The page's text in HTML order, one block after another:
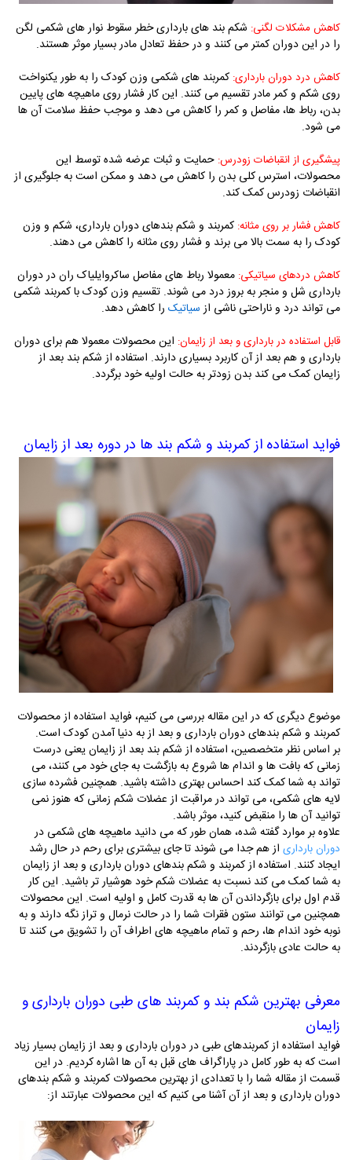
کاهش مشکلات لگنی: شکم بند های بارداری خطر سقوط نوار های شکمی لگن
را در این دوران کمتر می کنند و در حفظ تعادل مادر بسیار موثر هستند.
کاهش درد دوران بارداری: کمربند های شکمی وزن کودک را به طور یکنواخت
روی شکم و کمر مادر تقسیم می کنند. این کار فشار روی ماهیچه های پایین
بدن، رباط ها، مفاصل و کمر را کاهش می دهد و موجب حفظ سلامت آن ها
می شود.
پیشگیری از انقباضات زودرس: حمایت و ثبات عرضه شده توسط این
محصولات، استرس کلی بدن را کاهش می دهد و ممکن است به جلوگیری از
انقباضات زودرس کمک کند.
کاهش فشار بر روی مثانه: کمربند و شکم بندهای دوران بارداری، شکم و وزن
کودک را به سمت بالا می برند و فشار روی مثانه را کاهش می دهند.
کاهش دردهای سیاتیکی: معمولا رباط های مفاصل ساکروایلیاک ران در دوران
بارداری شل و منجر به بروز درد می شوند. تقسیم وزن کودک با کمربند شکمی
می تواند درد و ناراحتی ناشی ازسیاتیک را کاهش دهد.
قابل استفاده در بارداری و بعد از زایمان: این محصولات معمولا هم برای دوران
بارداری و هم بعد از آن کاربرد بسیاری دارند. استفاده از شکم بند بعد از
زایمان کمک می کند بدن زودتر به حالت اولیه خود برگردد.
فواید استفاده از کمربند و شکم بند ها در دوره بعد از زایمان
موضوع دیگری که در این مقاله بررسی می کنیم، فواید استفاده از محصولات
کمربند و شکم بندهای دوران بارداری و بعد از به دنیا آمدن کودک است.
بر اساس نظر متخصصین، استفاده از شکم بند بعد از زایمان یعنی درست
زمانی که بافت ها و اندام ها شروع به بازگشت به جای خود می کنند، می
تواند به شما کمک کند احساس بهتری داشته باشید. همچنین فشرده ‌سازی
لایه ‌های شکمی، می ‌تواند در مراقبت از عضلات شکم زمانی که هنوز نمی
توانید آن ها را منقبض کنید، موثر باشد.
علاوه بر موارد گفته شده، همان طور که می دانید ماهیچه های شکمی در
دوران بارداری از هم جدا می شوند تا جای بیشتری برای رحم در حال رشد
ایجاد کنند. استفاده از کمربند و شکم بندهای دوران بارداری و بعد از زایمان
به شما کمک می کند نسبت به عضلات شکم خود هوشیار تر باشید. این کار
قدم اول برای بازگرداندن آن ها به قدرت کامل و اولیه است. این محصولات
همچنین می ‌توانند ستون فقرات شما را در حالت نرمال و تراز نگه دارند و به
نوبه خود اندام‌ ها، رحم و تمام ماهیچه ‌های اطراف آن را تشویق می ‌کنند تا
به حالت عادی بازگردند.
معرفی بهترین شکم بند و کمربند های طبی دوران بارداری و
زایمان
فواید استفاده از کمربندهای طبی در دوران بارداری و بعد از زایمان بسیار زیاد
است که به طور کامل در پاراگراف های قبل به آن ها اشاره کردیم. در این
قسمت از مقاله شما را با تعدادی از بهترین محصولات کمربند و شکم بندهای
دوران بارداری و بعد از آن آشنا می کنیم که این محصولات عبارتند از: